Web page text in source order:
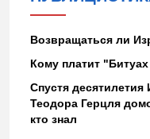
Возвращаться ли
Кому платит
Спустя
Теодора Герцля
кто знал